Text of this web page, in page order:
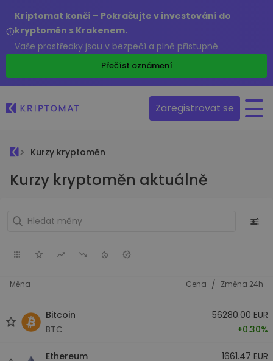
Kriptomat končí – Pokračujte v investování do
kryptoměn s Krakenem.
Vaše prostředky jsou v bezpečí a plně přístupné.
Přečíst oznámení
Zaregistrovat se
Kurzy kryptoměn
Kurzy kryptoměn aktuálně
Měna Cena / Změna 24h
Bitcoin
BTC
56280.00 EUR
+0.30%
Ethereum
1661.47 EUR